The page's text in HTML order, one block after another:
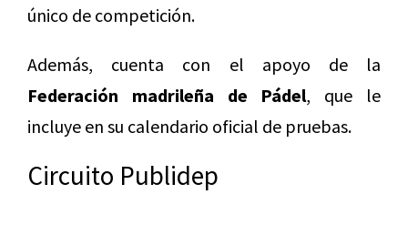
único de competición.
Además, cuenta con el apoyo de la
Federación madrileña de Pádel, que le
incluye en su calendario oficial de pruebas.
Circuito Publidep